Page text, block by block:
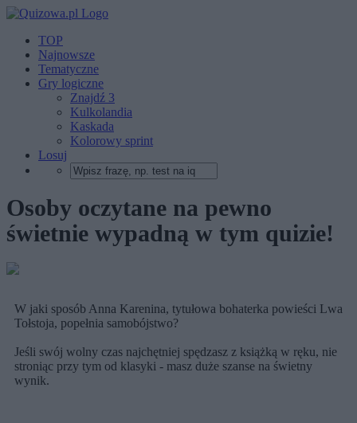
TOP
Najnowsze
Tematyczne
Gry logiczne
Znajdź 3
Kulkolandia
Kaskada
Kolorowy sprint
Losuj
Osoby oczytane na pewno
świetnie wypadną w tym quizie!
W jaki sposób Anna Karenina, tytułowa bohaterka powieści Lwa
Tołstoja, popełnia samobójstwo?
Jeśli swój wolny czas najchętniej spędzasz z książką w ręku, nie
stroniąc przy tym od klasyki - masz duże szanse na świetny
wynik.